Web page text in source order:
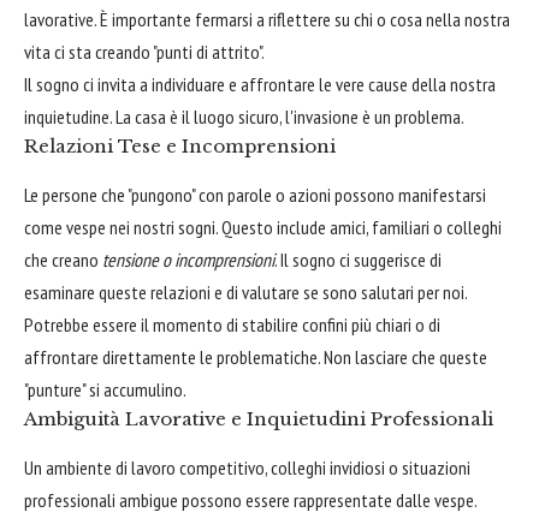
lavorative. È importante fermarsi a riflettere su chi o cosa nella nostra
vita ci sta creando "punti di attrito".
Il sogno ci invita a individuare e affrontare le vere cause della nostra
inquietudine. La casa è il luogo sicuro, l'invasione è un problema.
Relazioni Tese e Incomprensioni
Le persone che "pungono" con parole o azioni possono manifestarsi
come vespe nei nostri sogni. Questo include amici, familiari o colleghi
che creano tensione o incomprensioni. Il sogno ci suggerisce di
esaminare queste relazioni e di valutare se sono salutari per noi.
Potrebbe essere il momento di stabilire confini più chiari o di
affrontare direttamente le problematiche. Non lasciare che queste
"punture" si accumulino.
Ambiguità Lavorative e Inquietudini Professionali
Un ambiente di lavoro competitivo, colleghi invidiosi o situazioni
professionali ambigue possono essere rappresentate dalle vespe.